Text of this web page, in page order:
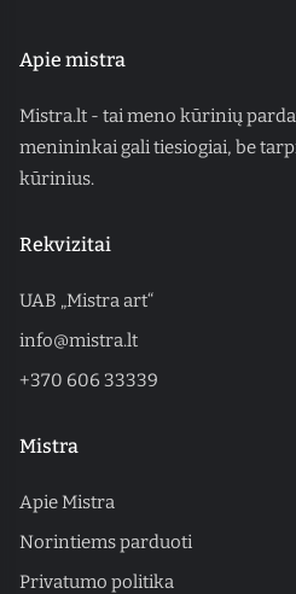
Apie mistra
Mistra.lt - tai meno kūrinių
menininkai gali tiesiogiai, be
kūrinius.
Rekvizitai
UAB „Mistra art“
info@mistra.lt
+370 606 33339
Mistra
Apie Mistra
Norintiems parduoti
Privatumo politika